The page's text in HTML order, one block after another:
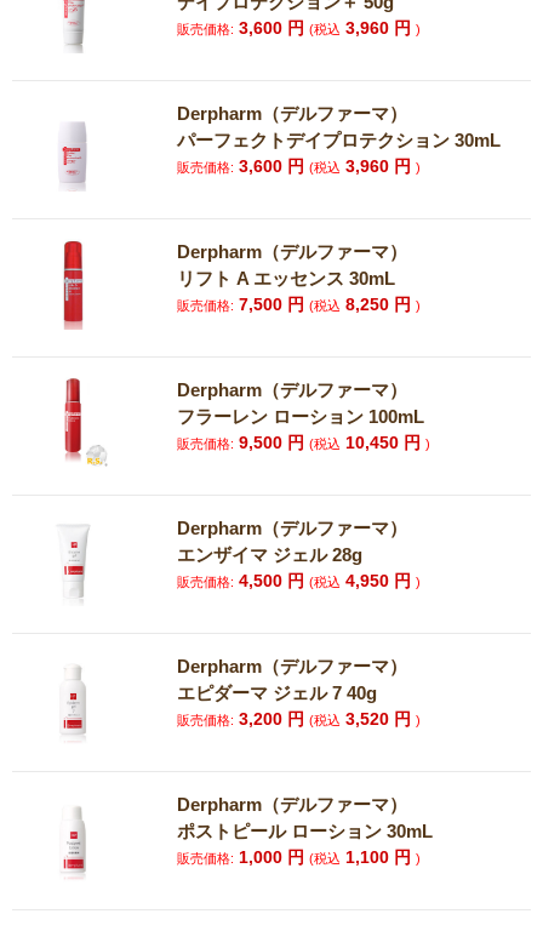
販売価格: 3,600 円(税込 3,960 円)
Derpharm（デルファーマ）
パーフェクトデイプロテクション 30mL
販売価格: 3,600 円(税込 3,960 円)
Derpharm（デルファーマ）
リフト A エッセンス 30mL
販売価格: 7,500 円(税込 8,250 円)
Derpharm（デルファーマ）
フラーレン ローション 100mL
販売価格: 9,500 円(税込 10,450 円)
Derpharm（デルファーマ）
エンザイマ ジェル 28g
販売価格: 4,500 円(税込 4,950 円)
Derpharm（デルファーマ）
エピダーマ ジェル 7 40g
販売価格: 3,200 円(税込 3,520 円)
Derpharm（デルファーマ）
ポストピール ローション 30mL
販売価格: 1,000 円(税込 1,100 円)